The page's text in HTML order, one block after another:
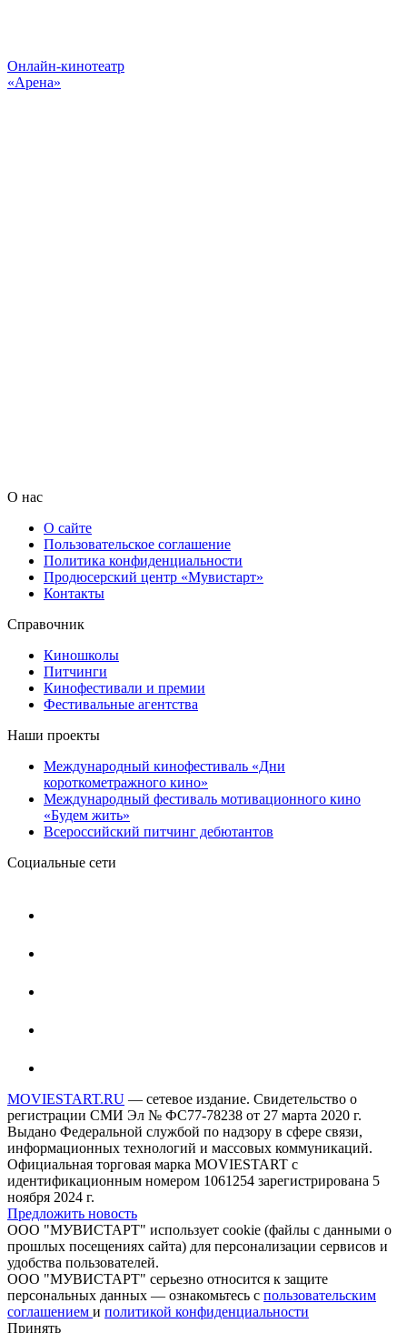
Онлайн-кинотеатр
«Арена»
О нас
О сайте
Пользовательское соглашение
Политика конфиденциальности
Продюсерский центр «Мувистарт»
Контакты
Справочник
Киношколы
Питчинги
Кинофестивали и премии
Фестивальные агентства
Наши проекты
Международный кинофестиваль «Дни
короткометражного кино»
Международный фестиваль мотивационного кино
«Будем жить»
Всероссийский питчинг дебютантов
Социальные сети
MOVIESTART.RU — сетевое издание. Свидетельство о
регистрации СМИ Эл № ФС77-78238 от 27 марта 2020 г.
Выдано Федеральной службой по надзору в сфере связи,
информационных технологий и массовых коммуникаций.
Официальная торговая марка MOVIESTART с
идентификационным номером 1061254 зарегистрирована 5
ноября 2024 г.
Предложить новость
ООО "МУВИСТАРТ" использует cookie (файлы с данными о
прошлых посещениях сайта) для персонализации сервисов и
удобства пользователей.
ООО "МУВИСТАРТ" серьезно относится к защите
персональных данных — ознакомьтесь с пользовательским
соглашением и политикой конфиденциальности
Принять